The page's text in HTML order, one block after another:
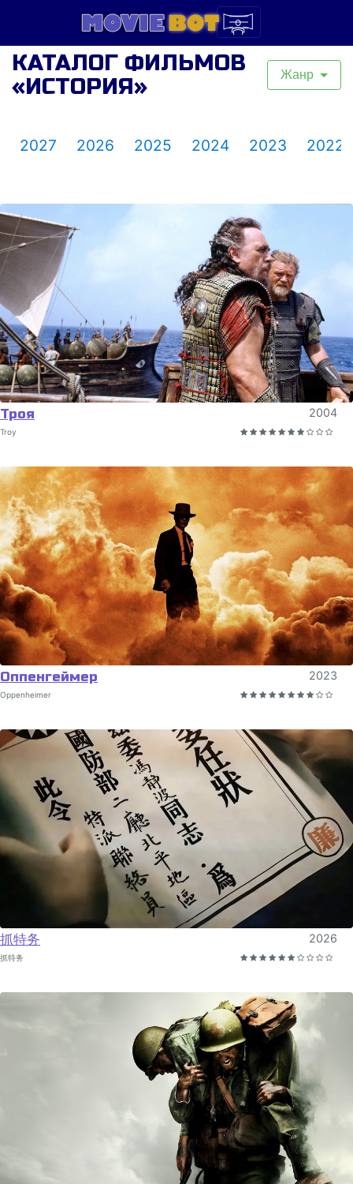
КАТАЛОГ ФИЛЬМОВ
«ИСТОРИЯ»
Жанр
2027 2026 2025 2024 2023 2022
Троя 2004
Troy
Оппенгеймер 2023
Oppenheimer
抓特务 2026
抓特务